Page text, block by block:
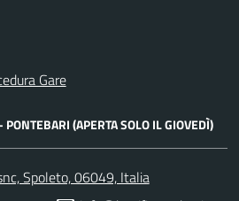
Gare
PONTEBARI (APERTA SOLO IL GIOVEDÌ)
Spoleto, 06049, Italia